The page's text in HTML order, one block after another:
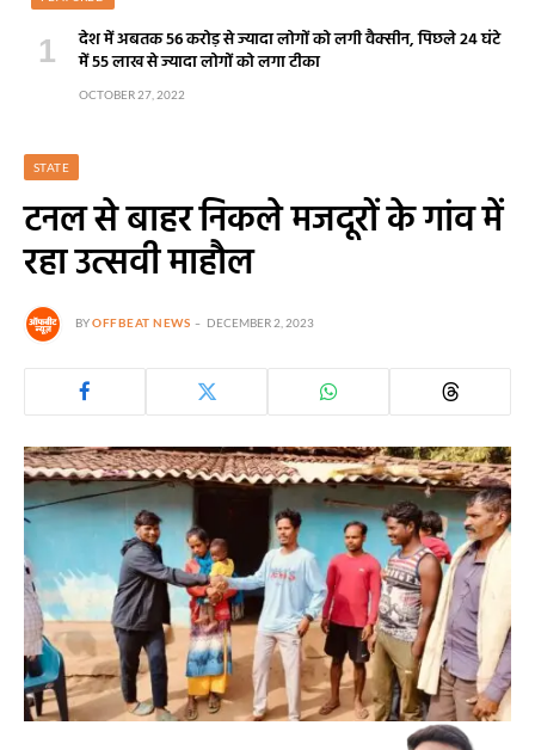
देश में अबतक 56 करोड़ से ज्यादा लोगों को लगी वैक्सीन, पिछले 24 घंटे
में 55 लाख से ज्यादा लोगों को लगा टीका
OCTOBER 27, 2022
STATE
टनल से बाहर निकले मजदूरों के गांव में
रहा उत्सवी माहौल
BYOFFBEAT NEWS DECEMBER 2, 2023